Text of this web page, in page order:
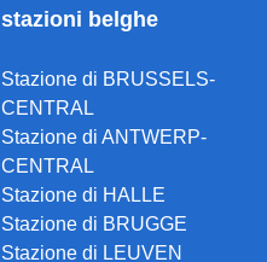
stazioni belghe
Stazione di BRUSSELS-
CENTRAL
Stazione di ANTWERP-
CENTRAL
Stazione di HALLE
Stazione di BRUGGE
Stazione di LEUVEN